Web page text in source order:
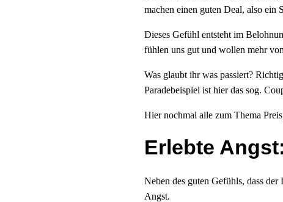
machen einen guten Deal, also ein
Dieses Gefühl entsteht im
fühlen uns gut und wollen mehr
Was glaubt ihr was passiert?
Paradebeispiel ist hier das sog.
Hier nochmal alle zum Thema
Erlebte
Neben des guten Gefühls, dass
Angst.